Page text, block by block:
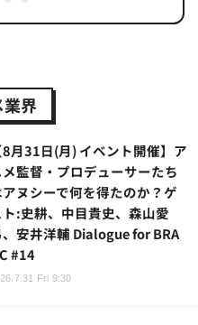
業界
8月31日(月) イベント開催】ア
メ監督・プロデューサーたち
アヌシーで何を得たのか？ゲ
ト:史耕、中目貴史、森山愛
、安井洋輔 Dialogue for BRA
#14
Fri 9:30